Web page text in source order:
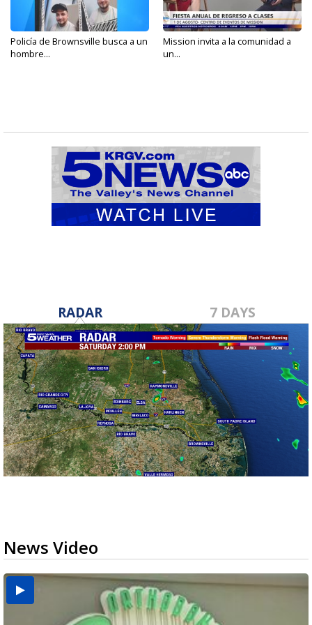
Policía de Brownsville busca a un
hombre...
Mission invita a la comunidad a
un...
RADAR 7 DAYS
News Video